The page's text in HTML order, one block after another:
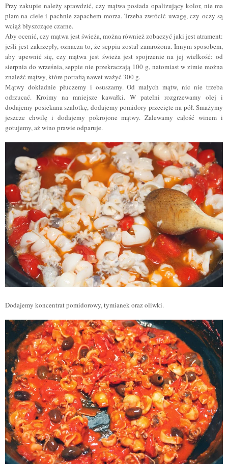
Przy zakupie należy sprawdzić, czy mątwa posiada opalizujący kolor, nie ma
plam na ciele i pachnie zapachem morza. Trzeba zwrócić uwagę, czy oczy są
wciąż błyszczące czarne.
Aby ocenić, czy mątwa jest świeża, można również zobaczyć jaki jest atrament:
jeśli jest zakrzepły, oznacza to, że seppia został zamrożona. Innym sposobem,
aby upewnić się, czy mątwa jest świeża jest spojrzenie na jej wielkość: od
sierpnia do września, seppie nie przekraczają 100 g, natomiast w zimie można
znaleźć mątwy, które potrafią nawet ważyć 300 g.
Mątwy dokładnie płuczemy i osuszamy. Od małych mątw, nic nie trzeba
odrzucać. Kroimy na mniejsze kawałki. W patelni rozgrzewamy olej i
dodajemy posiekana szalotkę, dodajemy pomidory przecięte na pół. Smażymy
jeszcze chwilę i dodajemy pokrojone mątwy. Zalewamy całość winem i
gotujemy, aż wino prawie odparuje.
Dodajemy koncentrat pomidorowy, tymianek oraz oliwki.